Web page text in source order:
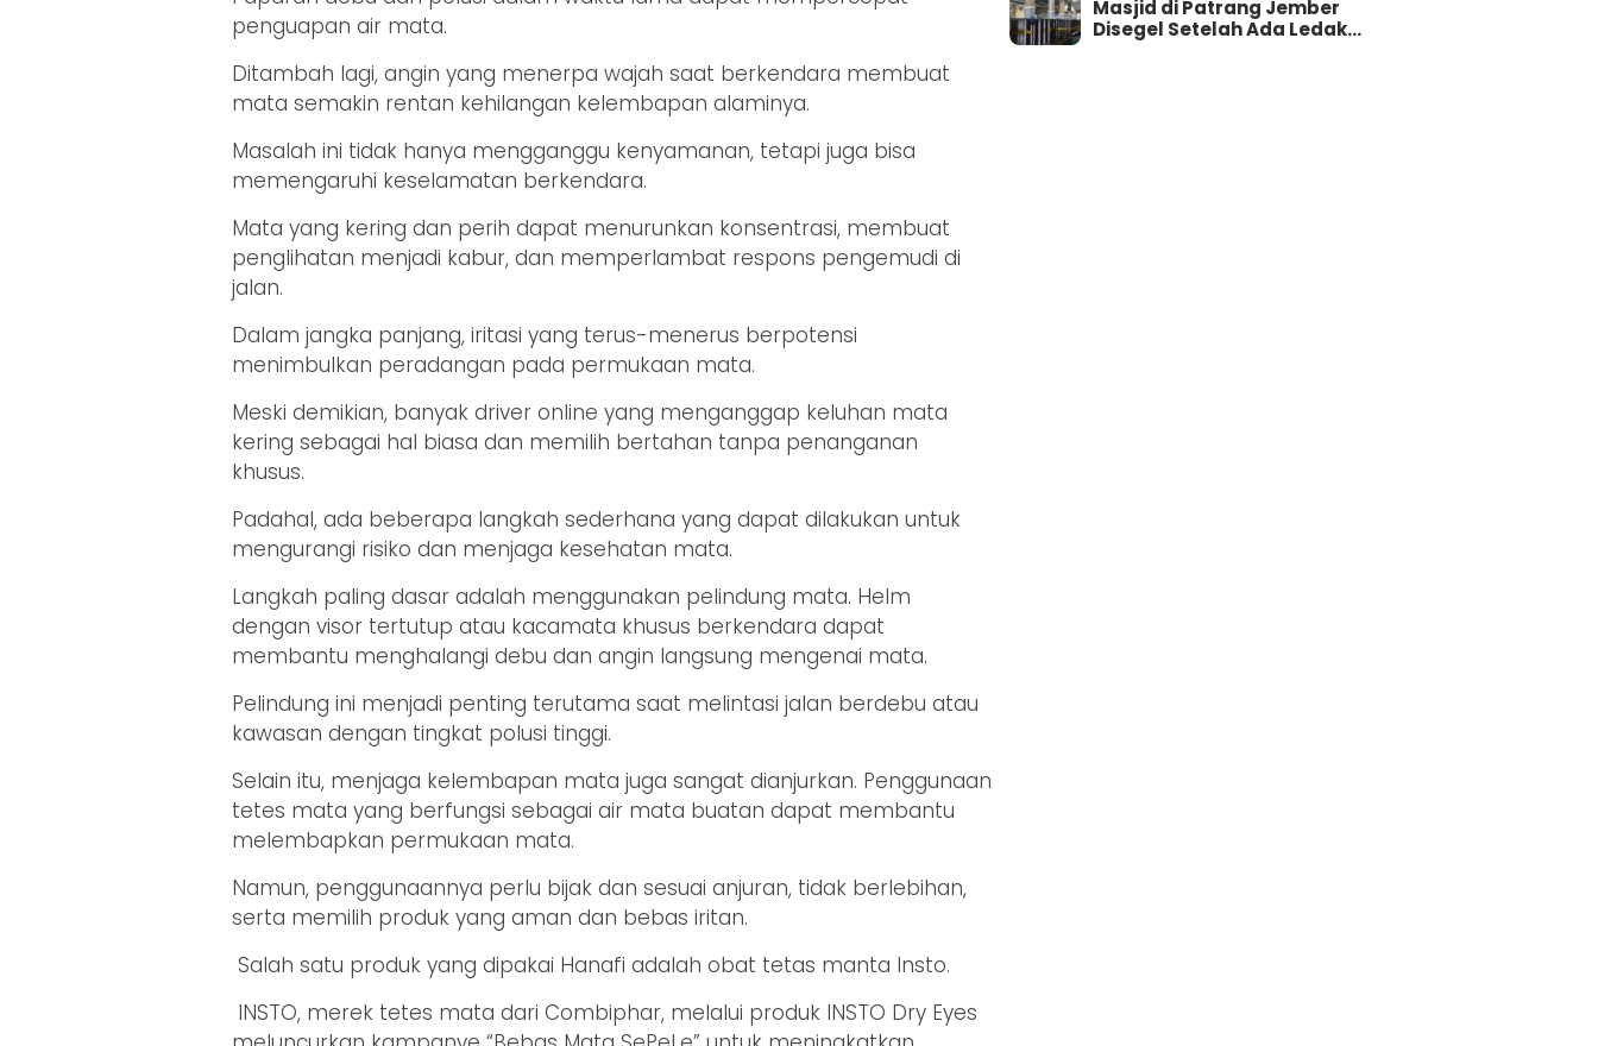
penguapan air mata.
Ditambah lagi, angin yang menerpa wajah saat berkendara membuat
mata semakin rentan kehilangan kelembapan alaminya.
Masalah ini tidak hanya mengganggu kenyamanan, tetapi juga bisa
memengaruhi keselamatan berkendara.
Mata yang kering dan perih dapat menurunkan konsentrasi, membuat
penglihatan menjadi kabur, dan memperlambat respons pengemudi di
jalan.
Dalam jangka panjang, iritasi yang terus-menerus berpotensi
menimbulkan peradangan pada permukaan mata.
Meski demikian, banyak driver online yang menganggap keluhan mata
kering sebagai hal biasa dan memilih bertahan tanpa penanganan
khusus.
Padahal, ada beberapa langkah sederhana yang dapat dilakukan untuk
mengurangi risiko dan menjaga kesehatan mata.
Langkah paling dasar adalah menggunakan pelindung mata. Helm
dengan visor tertutup atau kacamata khusus berkendara dapat
membantu menghalangi debu dan angin langsung mengenai mata.
Pelindung ini menjadi penting terutama saat melintasi jalan berdebu atau
kawasan dengan tingkat polusi tinggi.
Selain itu, menjaga kelembapan mata juga sangat dianjurkan. Penggunaan
tetes mata yang berfungsi sebagai air mata buatan dapat membantu
melembapkan permukaan mata.
Namun, penggunaannya perlu bijak dan sesuai anjuran, tidak berlebihan,
serta memilih produk yang aman dan bebas iritan.
Salah satu produk yang dipakai Hanafi adalah obat tetas manta Insto.
INSTO, merek tetes mata dari Combiphar, melalui produk INSTO Dry Eyes
Masjid di Patrang Jember
Disegel Setelah Ada Ledak…